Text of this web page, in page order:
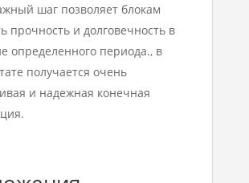
шаг позволяет блокам
прочность и долговечность в
определенного периода., в
получается очень
и надежная конечная